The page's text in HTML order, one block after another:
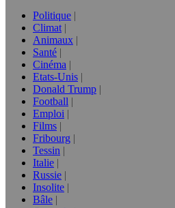
Politique
Climat
Animaux
Santé
Cinéma
Etats-Unis
Donald Trump
Football
Emploi
Films
Fribourg
Tessin
Italie
Russie
Insolite
Bâle